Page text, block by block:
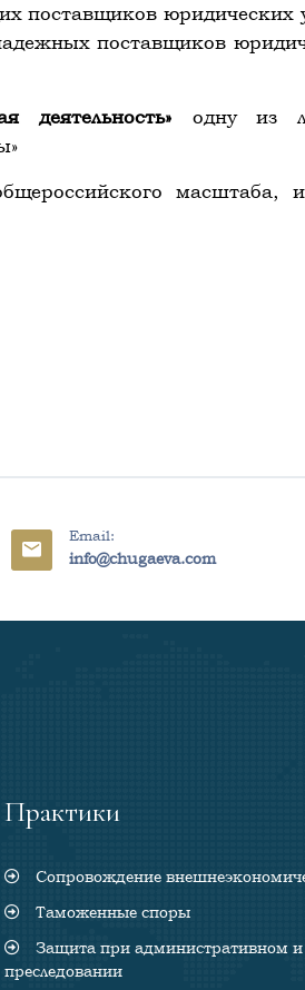
поставщиков юридических
поставщиков
деятельность» одну из
масштаба,
Email:
info@chugaeva.com
Практики
Сопровождение
Таможенные споры
Защита при административном и
преследовании